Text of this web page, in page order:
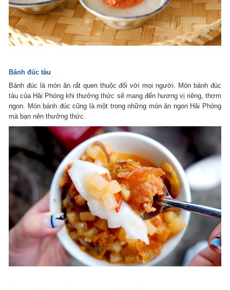
Bánh đúc tàu
Bánh đúc là món ăn rất quen thuộc đối với mọi người. Món bánh đúc
tàu của Hải Phòng khi thưởng thức sẽ mang đến hương vị riêng, thơm
ngon. Món bánh đúc cũng là một trong những món ăn ngon Hải Phòng
mà bạn nên thưởng thức.